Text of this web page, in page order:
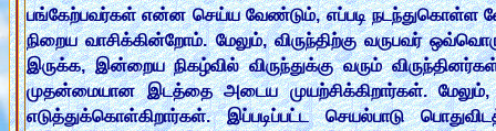
பங்கேற்பவர்கள் என்ன செய்ய வேண்டும், எப்படி நடந்துகொள்ள
நிறைய வாசிக்கின்றோம். மேலும், விருந்திற்கு வருபவர்
இருக்க, இன்றைய நிகழ்வில் விருந்துக்கு வரும்
முதன்மையான இடத்தை அடைய முயற்சிக்கிறார்கள்.
எடுத்துக்கொள்கிறார்கள். இப்படிப்பட்ட செயல்பாடு